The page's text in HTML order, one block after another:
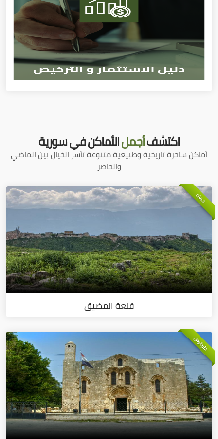
اكتشفأجملالأماكن في سورية
أماكن ساحرة تاريخية وطبيعية متنوعة تأسر الخيال بين الماضي
والحاضر
حماه
قلعة المضيق
طرطوس